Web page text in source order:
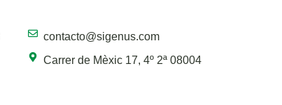
contacto@sigenus.com
Carrer de Mèxic 17, 4º 2ª 08004